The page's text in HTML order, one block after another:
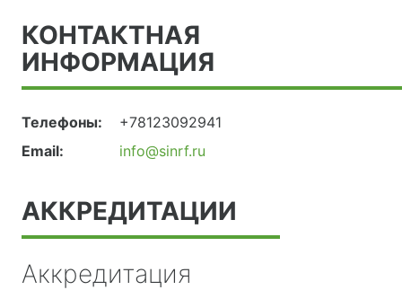
КОНТАКТНАЯ
ИНФОРМАЦИЯ
Телефоны:
+78123092941
Email:
info@sinrf.ru
АККРЕДИТАЦИИ
Аккредитация